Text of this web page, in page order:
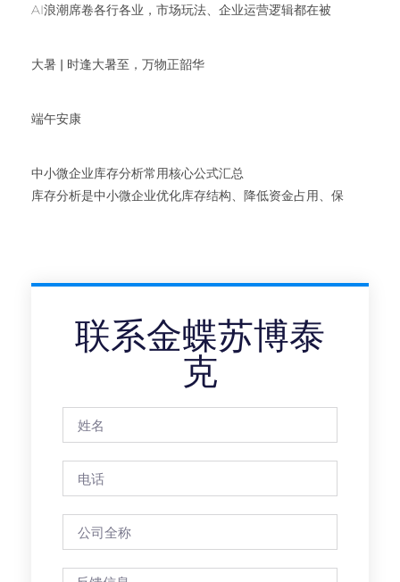
AI浪潮席卷各行各业，市场玩法、企业运营逻辑都在被
大暑 | 时逢大暑至，万物正韶华
端午安康
中小微企业库存分析常用核心公式汇总
库存分析是中小微企业优化库存结构、降低资金占用、保
联系金蝶苏博泰
克